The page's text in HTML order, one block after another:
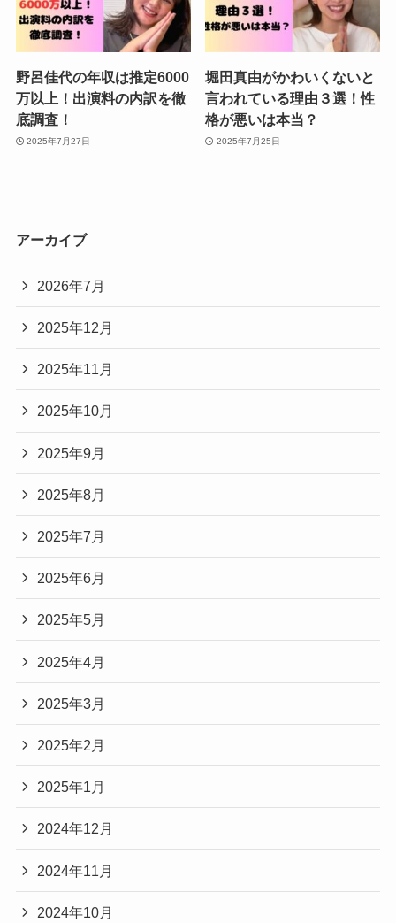
野呂佳代の年収は推定6000
万以上！出演料の内訳を徹
底調査！
2025年7月27日
堀田真由がかわいくないと
言われている理由３選！性
格が悪いは本当？
2025年7月25日
アーカイブ
2026年7月
2025年12月
2025年11月
2025年10月
2025年9月
2025年8月
2025年7月
2025年6月
2025年5月
2025年4月
2025年3月
2025年2月
2025年1月
2024年12月
2024年11月
2024年10月